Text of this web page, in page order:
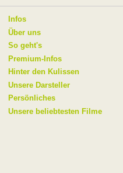
Infos
Über uns
So geht's
Premium-Infos
Hinter den Kulissen
Unsere Darsteller
Persönliches
Unsere beliebtesten Filme